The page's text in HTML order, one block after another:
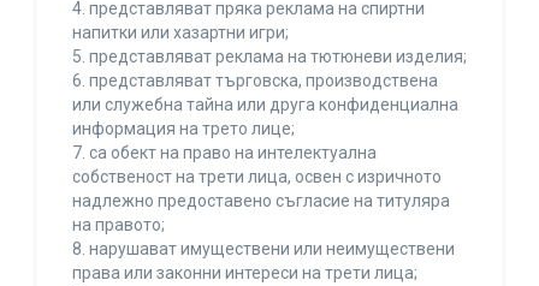
4. представляват пряка реклама на спиртни
напитки или хазартни игри;
5. представляват реклама на тютюневи изделия;
6. представляват търговска, производствена
или служебна тайна или друга конфиденциална
информация на трето лице;
7. са обект на право на интелектуална
собственост на трети лица, освен с изричното
надлежно предоставено съгласие на титуляра
на правото;
8. нарушават имуществени или неимуществени
права или законни интереси на трети лица;